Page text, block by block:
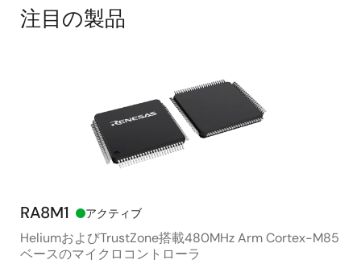
注目の製品
RA8M1 アクティブ
HeliumおよびTrustZone搭載480MHz Arm Cortex-M85
ベースのマイクロコントローラ